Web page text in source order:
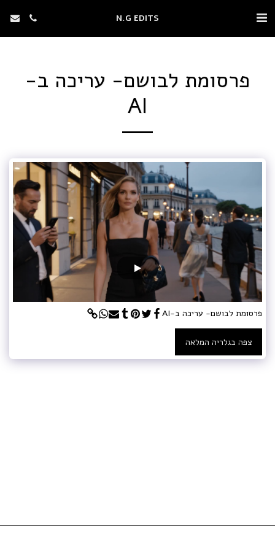
N.G EDITS
פרסומת לבושם- עריכה ב-
AI
פרסומת לבושם- עריכה ב-AI
צפה בגלריה המלאה